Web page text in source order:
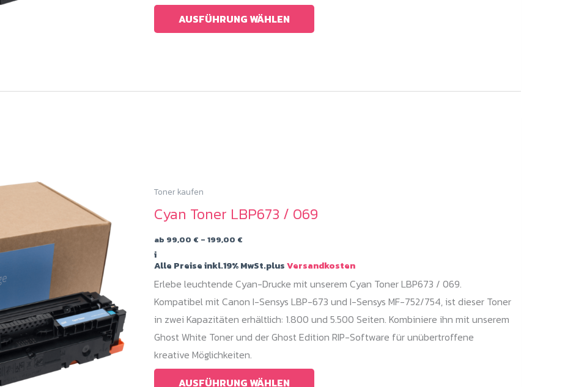
AUSFÜHRUNG WÄHLEN
Dieses
auf.
gewählt
Toner kaufen
Cyan Toner LBP673 / 069
ab 99,00 € – 199,00 €
199,00 €
i
Alle Preise inkl.19% MwSt.plusVersandkosten
Erlebe leuchtende Cyan-Drucke mit unserem Cyan Toner LBP673 / 069.
Kompatibel mit Canon I-Sensys LBP-673 und I-Sensys MF-752/754, ist dieser Toner
in zwei Kapazitäten erhältlich: 1.800 und 5.500 Seiten. Kombiniere ihn mit unserem
Ghost White Toner und der Ghost Edition RIP-Software für unübertroffene
kreative Möglichkeiten.
AUSFÜHRUNG WÄHLEN
Dieses